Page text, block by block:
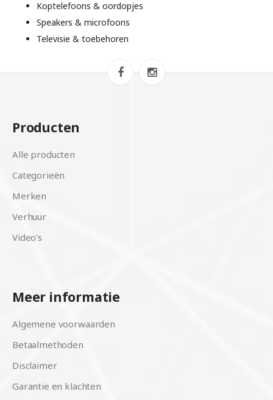
Koptelefoons & oordopjes
Speakers & microfoons
Televisie & toebehoren
Producten
Alle producten
Categorieën
Merken
Verhuur
Video's
Meer informatie
Algemene voorwaarden
Betaalmethoden
Disclaimer
Garantie en klachten